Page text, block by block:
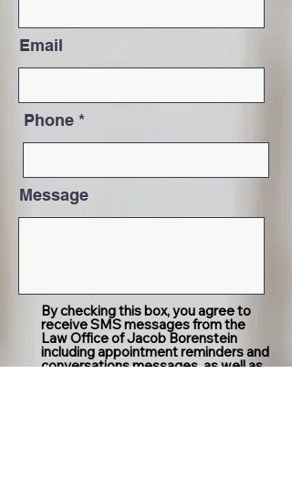
Email
Phone
Message
By checking this box, you agree to
receive SMS messages from the
Law Office of Jacob Borenstein
including appointment reminders and
conversations messages, as well as